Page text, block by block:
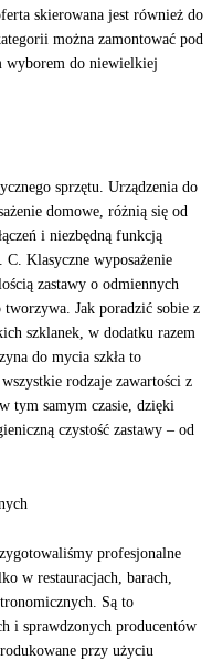
skierowana jest również do
można zamontować pod
wyborem do niewielkiej
sprzętu. Urządzenia do
domowe, różnią się od
i niezbędną funkcją
Klasyczne wyposażenie
zastawy o odmiennych
Jak poradzić sobie z
szklanek, w dodatku razem
do mycia szkła to
rodzaje zawartości z
tym samym czasie, dzięki
czystość zastawy – od
profesjonalne
w restauracjach, barach,
Są to
i sprawdzonych producentów
przy użyciu